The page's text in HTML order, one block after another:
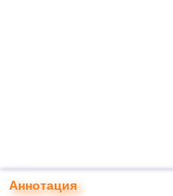
Аннотация